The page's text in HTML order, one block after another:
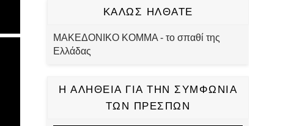
ΚΑΛΩΣ ΗΛΘΑΤΕ
ΜΑΚΕΔΟΝΙΚΟ ΚΟΜΜΑ - το σπαθί της
Ελλάδας
Η ΑΛΗΘΕΙΑ ΓΙΑ ΤΗΝ ΣΥΜΦΩΝΙΑ
ΤΩΝ ΠΡΕΣΠΩΝ